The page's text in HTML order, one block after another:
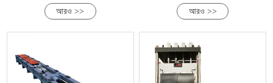
আরও >> আরও >>